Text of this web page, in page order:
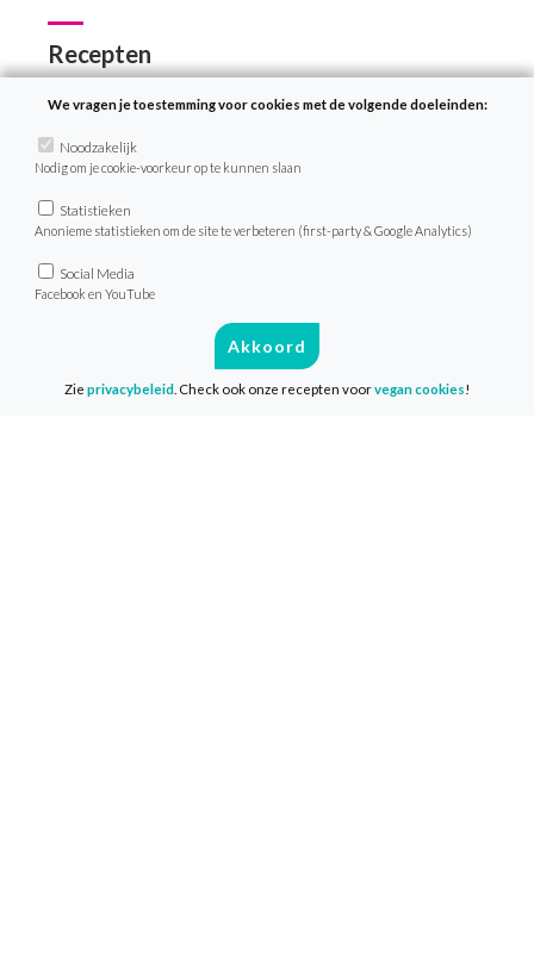
Recepten
Zoek recept
Menu van de dag
Weekmenu’s
VeganChallenge
Veelgestelde vragen
Contact
We vragen je toestemming voor cookies met de volgende doeleinden:
Noodzakelijk
Nodig om je cookie-voorkeur op te kunnen slaan
Statistieken
Anonieme statistieken om de site te verbeteren (first-party & Google Analytics)
Social Media
Facebook en YouTube
Akkoord
Zie privacybeleid . Check ook onze recepten voorvegan cookies!